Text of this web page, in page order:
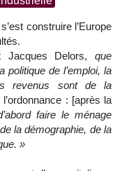
construire l’Europe
Jacques Delors,que
politique de l’emploi, la
revenus sont de la
: [après la
faire le ménage
la démographie, de la
»